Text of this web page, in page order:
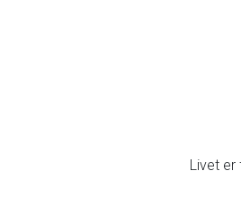
Livet er